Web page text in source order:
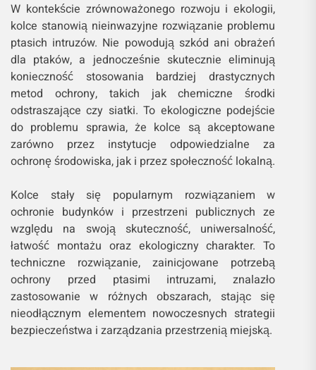
W kontekście zrównoważonego rozwoju i ekologii,
kolce stanowią nieinwazyjne rozwiązanie problemu
ptasich intruzów. Nie powodują szkód ani obrażeń
dla ptaków, a jednocześnie skutecznie eliminują
konieczność stosowania bardziej drastycznych
metod ochrony, takich jak chemiczne środki
odstraszające czy siatki. To ekologiczne podejście
do problemu sprawia, że kolce są akceptowane
zarówno przez instytucje odpowiedzialne za
ochronę środowiska, jak i przez społeczność lokalną.
Kolce stały się popularnym rozwiązaniem w
ochronie budynków i przestrzeni publicznych ze
względu na swoją skuteczność, uniwersalność,
łatwość montażu oraz ekologiczny charakter. To
techniczne rozwiązanie, zainicjowane potrzebą
ochrony przed ptasimi intruzami, znalazło
zastosowanie w różnych obszarach, stając się
nieodłącznym elementem nowoczesnych strategii
bezpieczeństwa i zarządzania przestrzenią miejską.